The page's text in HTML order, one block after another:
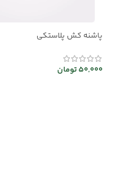
پاشنه کش پلاستکی
50,000تومان